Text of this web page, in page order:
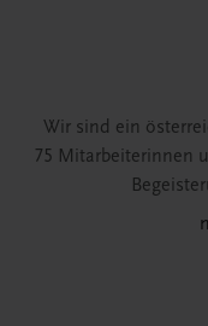
Wir sind ein
75 Mitarbeiterinnen